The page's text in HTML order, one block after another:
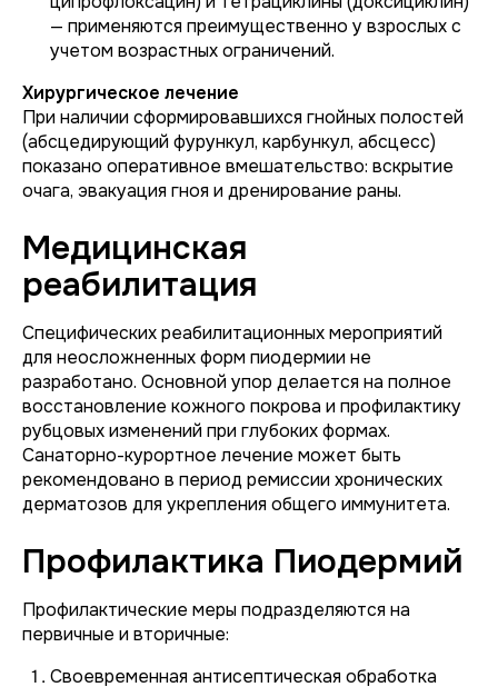
— применяются преимущественно у взрослых с
учетом возрастных ограничений.
Хирургическое лечение
При наличии сформировавшихся гнойных полостей
(абсцедирующий фурункул, карбункул, абсцесс)
показано оперативное вмешательство: вскрытие
очага, эвакуация гноя и дренирование раны.
Медицинская
реабилитация
Специфических реабилитационных мероприятий
для неосложненных форм пиодермии не
разработано. Основной упор делается на полное
восстановление кожного покрова и профилактику
рубцовых изменений при глубоких формах.
Санаторно-курортное лечение может быть
рекомендовано в период ремиссии хронических
дерматозов для укрепления общего иммунитета.
Профилактика Пиодермий
Профилактические меры подразделяются на
первичные и вторичные:
Своевременная антисептическая обработка